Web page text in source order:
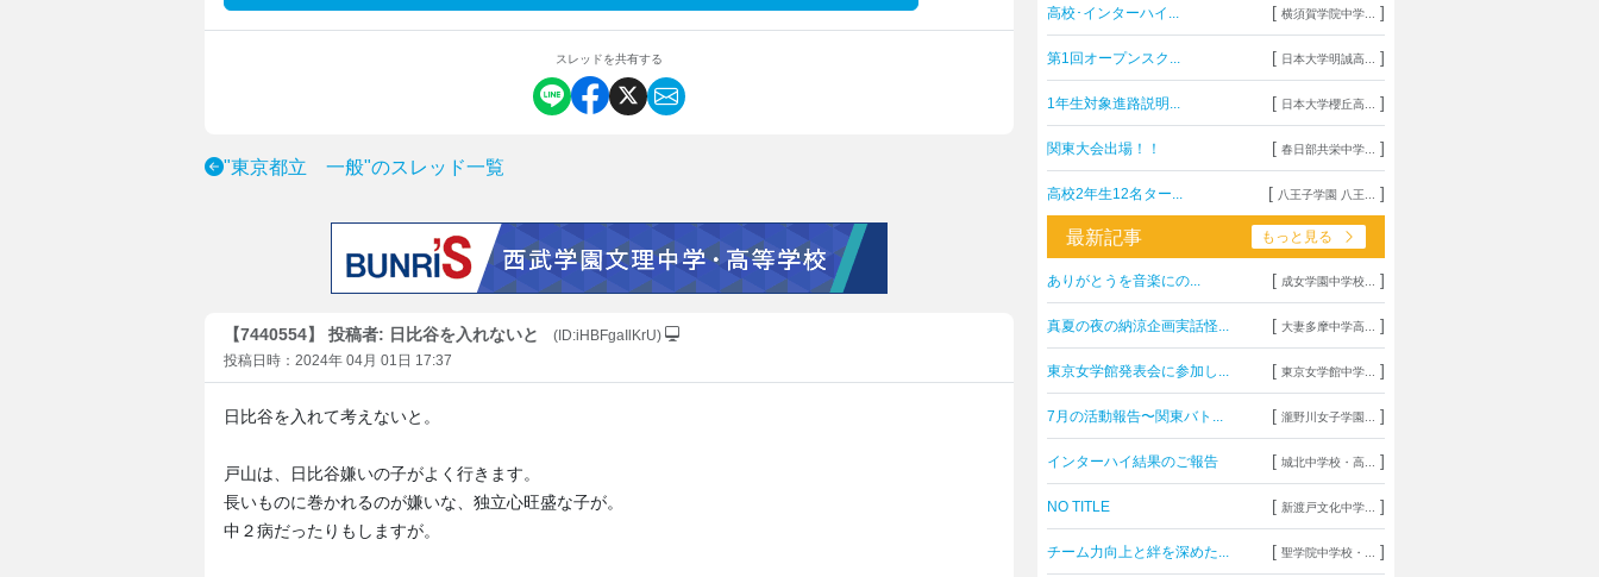
スレッドを共有する
"東京都立 一般"のスレッド一覧
【7440554】 投稿者: 日比谷を入れないと
(ID:iHBFgaIlKrU)
投稿日時：2024年 04月 01日 17:37
日比谷を入れて考えないと。
戸山は、日比谷嫌いの子がよく行きます。
長いものに巻かれるのが嫌いな、独立心旺盛な子が。
中２病だったりもしますが。
高校･インターハイ... [ 横須賀学院中学... ]
第1回オープンスク... [ 日本大学明誠高... ]
1年生対象進路説明... [ 日本大学櫻丘高... ]
関東大会出場！！ [ 春日部共栄中学... ]
高校2年生12名ター... [ 八王子学園 八王... ]
最新記事 もっと見る
ありがとうを音楽にの... [ 成女学園中学校... ]
真夏の夜の納涼企画実話怪... [ 大妻多摩中学高... ]
東京女学館発表会に参加し... [ 東京女学館中学... ]
7月の活動報告〜関東バト... [ 瀧野川女子学園... ]
インターハイ結果のご報告 [ 城北中学校・高... ]
NO TITLE [ 新渡戸文化中学... ]
チーム力向上と絆を深めた... [ 聖学院中学校・... ]